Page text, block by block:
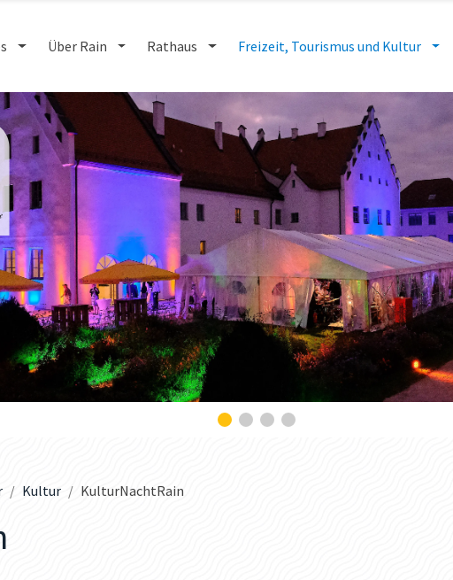
Über Rain Rathaus Freizeit, Tourismus und Kultur
Kultur KulturNachtRain